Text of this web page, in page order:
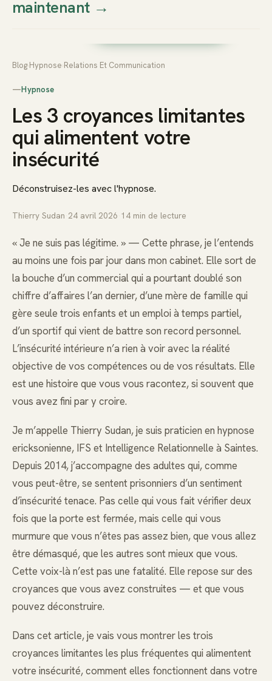
Thierry
Prendre rendez-vous dès
maintenant→
Blog Hypnose Relations Et Communication
—Hypnose
Les 3 croyances limitantes
qui alimentent votre
insécurité
Déconstruisez-les avec l'hypnose.
Thierry Sudan 24 avril 2026 14 min de lecture
« Je ne suis pas légitime. » — Cette phrase, je l’entends
au moins une fois par jour dans mon cabinet. Elle sort de
la bouche d’un commercial qui a pourtant doublé son
chiffre d’affaires l’an dernier, d’une mère de famille qui
gère seule trois enfants et un emploi à temps partiel,
d’un sportif qui vient de battre son record personnel.
L’insécurité intérieure n’a rien à voir avec la réalité
objective de vos compétences ou de vos résultats. Elle
est une histoire que vous vous racontez, si souvent que
vous avez fini par y croire.
Je m’appelle Thierry Sudan, je suis praticien en hypnose
ericksonienne, IFS et Intelligence Relationnelle à Saintes.
Depuis 2014, j’accompagne des adultes qui, comme
vous peut-être, se sentent prisonniers d’un sentiment
d’insécurité tenace. Pas celle qui vous fait vérifier deux
fois que la porte est fermée, mais celle qui vous
murmure que vous n’êtes pas assez bien, que vous allez
être démasqué, que les autres sont mieux que vous.
Cette voix-là n’est pas une fatalité. Elle repose sur des
croyances que vous avez construites — et que vous
pouvez déconstruire.
Dans cet article, je vais vous montrer les trois
croyances limitantes les plus fréquentes qui alimentent
votre insécurité, comment elles fonctionnent dans votre